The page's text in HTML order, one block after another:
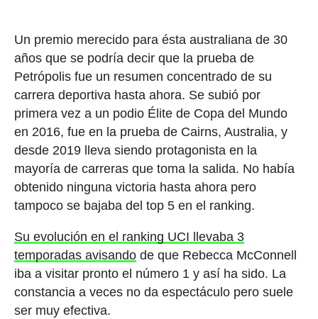
Un premio merecido para ésta australiana de 30
años que se podría decir que la prueba de
Petrópolis fue un resumen concentrado de su
carrera deportiva hasta ahora. Se subió por
primera vez a un podio Élite de Copa del Mundo
en 2016, fue en la prueba de Cairns, Australia, y
desde 2019 lleva siendo protagonista en la
mayoría de carreras que toma la salida. No había
obtenido ninguna victoria hasta ahora pero
tampoco se bajaba del top 5 en el ranking.
Su evolución en el ranking UCI llevaba 3
temporadas avisandode que Rebecca McConnell
iba a visitar pronto el número 1 y así ha sido. La
constancia a veces no da espectáculo pero suele
ser muy efectiva.